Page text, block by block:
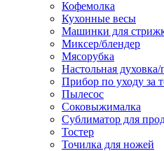
Кофемолка
Кухонные весы
Машинки для
Миксер/блендер
Мясорубка
Настольная духовка/
Прибор по уходу за
Пылесос
Соковыжималка
Сублиматор для
Тостер
Точилка для ножей